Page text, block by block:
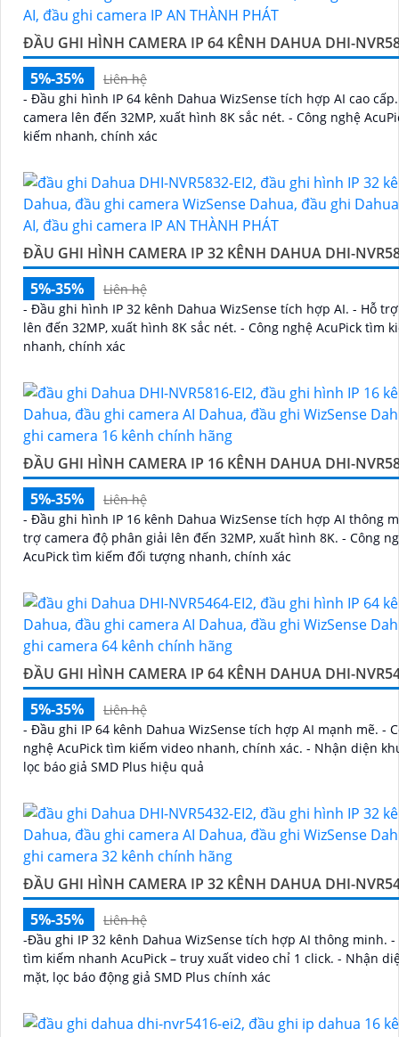
ĐẦU GHI HÌNH CAMERA IP 64 KÊNH DAHUA DHI-
5%-35%
Liên hệ
- Đầu ghi hình IP 64 kênh Dahua WizSense tích hợp AI cao
camera lên đến 32MP, xuất hình 8K sắc nét. - Công nghệ
kiếm nhanh, chính xác
ĐẦU GHI HÌNH CAMERA IP 32 KÊNH DAHUA DHI-
5%-35%
Liên hệ
- Đầu ghi hình IP 32 kênh Dahua WizSense tích hợp AI. - Hỗ
lên đến 32MP, xuất hình 8K sắc nét. - Công nghệ AcuPick tìm
nhanh, chính xác
ĐẦU GHI HÌNH CAMERA IP 16 KÊNH DAHUA DHI-
5%-35%
Liên hệ
- Đầu ghi hình IP 16 kênh Dahua WizSense tích hợp AI thông
trợ camera độ phân giải lên đến 32MP, xuất hình 8K. - Công
AcuPick tìm kiếm đối tượng nhanh, chính xác
ĐẦU GHI HÌNH CAMERA IP 64 KÊNH DAHUA DHI-
5%-35%
Liên hệ
- Đầu ghi IP 64 kênh Dahua WizSense tích hợp AI mạnh mẽ. -
nghệ AcuPick tìm kiếm video nhanh, chính xác. - Nhận diện
lọc báo giả SMD Plus hiệu quả
ĐẦU GHI HÌNH CAMERA IP 32 KÊNH DAHUA DHI-
5%-35%
Liên hệ
-Đầu ghi IP 32 kênh Dahua WizSense tích hợp AI thông minh.
tìm kiếm nhanh AcuPick – truy xuất video chỉ 1 click. - Nhận
mặt, lọc báo động giả SMD Plus chính xác